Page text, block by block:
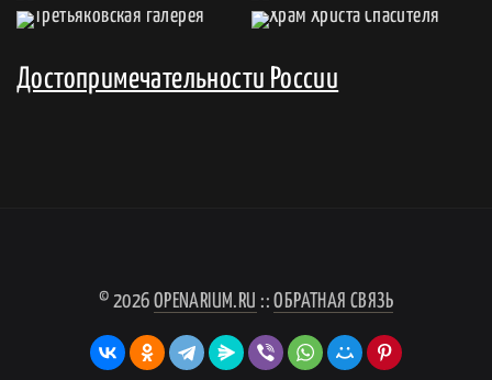
Достопримечательности России
© 2026 OPENARIUM.RU ::ОБРАТНАЯ СВЯЗЬ